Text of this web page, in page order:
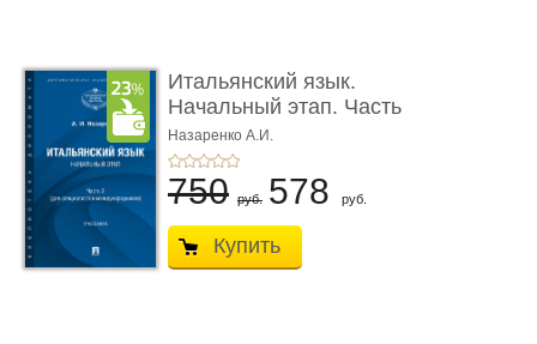
Итальянский язык.
Начальный этап. Часть
2. Учеб� ...
Назаренко А.И.
750 руб. 578 руб.
Купить